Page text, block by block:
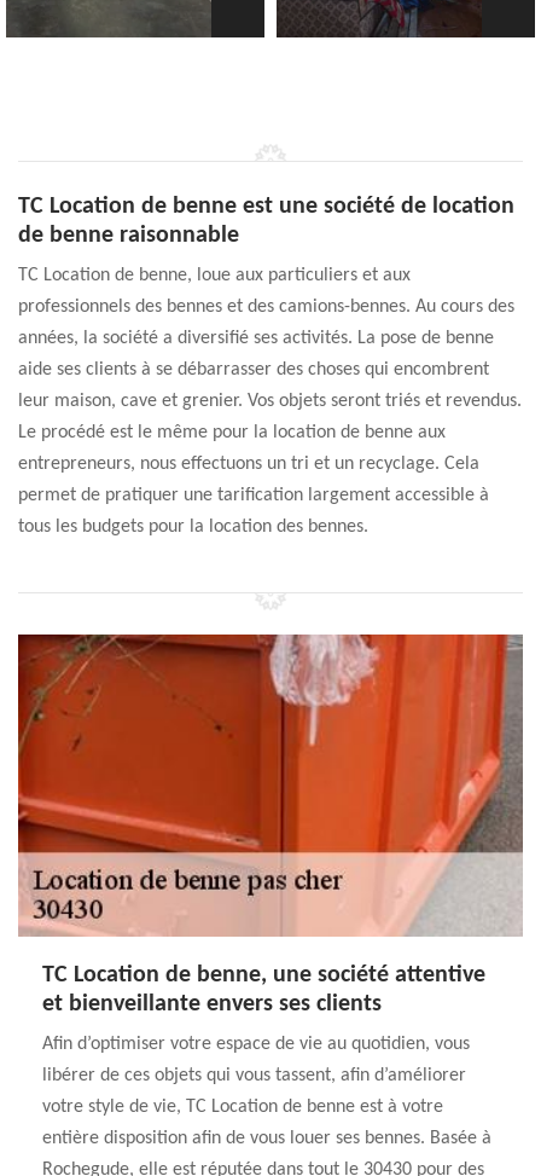
TC Location de benne est une société de location
de benne raisonnable
TC Location de benne, loue aux particuliers et aux
professionnels des bennes et des camions-bennes. Au cours des
années, la société a diversifié ses activités. La pose de benne
aide ses clients à se débarrasser des choses qui encombrent
leur maison, cave et grenier. Vos objets seront triés et revendus.
Le procédé est le même pour la location de benne aux
entrepreneurs, nous effectuons un tri et un recyclage. Cela
permet de pratiquer une tarification largement accessible à
tous les budgets pour la location des bennes.
TC Location de benne, une société attentive
et bienveillante envers ses clients
Afin d’optimiser votre espace de vie au quotidien, vous
libérer de ces objets qui vous tassent, afin d’améliorer
votre style de vie, TC Location de benne est à votre
entière disposition afin de vous louer ses bennes. Basée à
Rochegude, elle est réputée dans tout le 30430 pour des